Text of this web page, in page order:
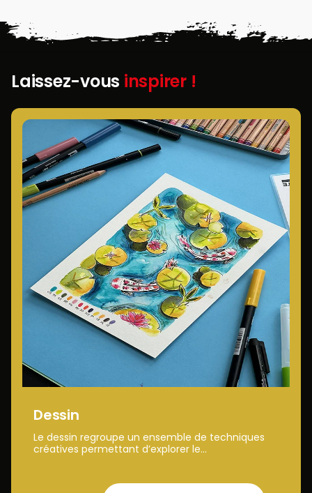
Laissez-vous inspirer !
Dessin
Le dessin regroupe un ensemble de techniques
créatives permettant d’explorer le...